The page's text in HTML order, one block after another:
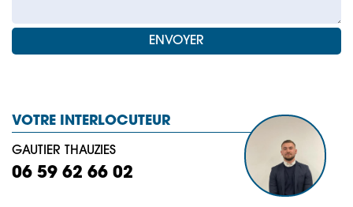
VOTRE INTERLOCUTEUR
GAUTIER THAUZIES
06 59 62 66 02